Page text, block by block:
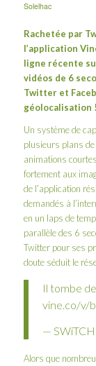
Solelhac
Rachetée par
l’application
ligne récente
vidéos de 6
Twitter et
géolocalisation !
Un système de
plusieurs plans
animations
fortement aux
de l’application
demandés à
en un laps de
parallèle des 6
Twitter pour ses
doute séduit le
Il tombe
vine.co/v/
—
Alors que